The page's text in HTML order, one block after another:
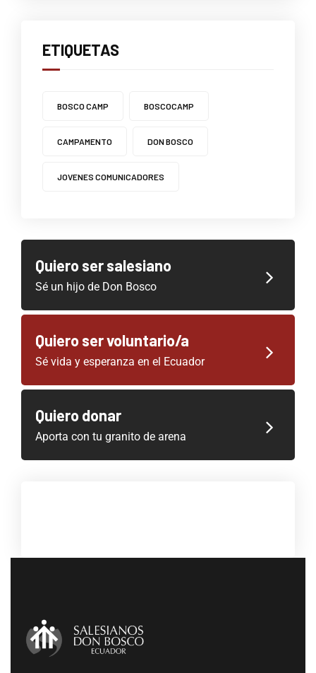
ETIQUETAS
BOSCO CAMP BOSCOCAMP
CAMPAMENTO DON BOSCO
JOVENES COMUNICADORES
Quiero ser salesiano
Sé un hijo de Don Bosco
Quiero ser voluntario/a
Sé vida y esperanza en el Ecuador
Quiero donar
Aporta con tu granito de arena